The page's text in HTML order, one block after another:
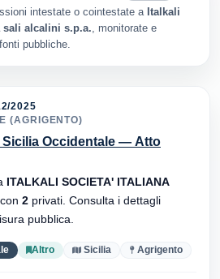
intestate o cointestate a Italkali
alcalini s.p.a.
, monitorate e
pubbliche.
2025
(AGRIGENTO)
Sicilia Occidentale — Atto
ITALKALI SOCIETA' ITALIANA
con 2 privati. Consulta i dettagli
pubblica.
Altro Sicilia Agrigento